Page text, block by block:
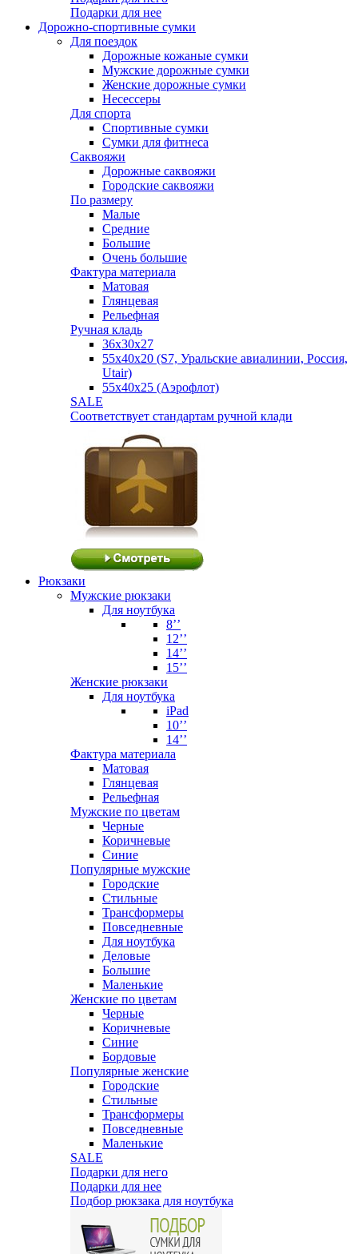
Подарки для нее
Дорожно-спортивные сумки
Для поездок
Дорожные кожаные сумки
Мужские дорожные сумки
Женские дорожные сумки
Несессеры
Для спорта
Спортивные сумки
Сумки для фитнеса
Саквояжи
Дорожные саквояжи
Городские саквояжи
По размеру
Малые
Средние
Большие
Очень большие
Фактура материала
Матовая
Глянцевая
Рельефная
Ручная кладь
36х30x27
55х40х20 (S7, Уральские авиалинии, Россия,
Utair)
55х40х25 (Аэрофлот)
SALE
Соответствует стандартам ручной клади
Рюкзаки
Мужские рюкзаки
Для ноутбука
8’’
12’’
14’’
15’’
Женские рюкзаки
Для ноутбука
iPad
10’’
14’’
Фактура материала
Матовая
Глянцевая
Рельефная
Мужские по цветам
Черные
Коричневые
Синие
Популярные мужские
Городские
Стильные
Трансформеры
Повседневные
Для ноутбука
Деловые
Большие
Маленькие
Женские по цветам
Черные
Коричневые
Синие
Бордовые
Популярные женские
Городские
Стильные
Трансформеры
Повседневные
Маленькие
SALE
Подарки для него
Подарки для нее
Подбор рюкзака для ноутбука